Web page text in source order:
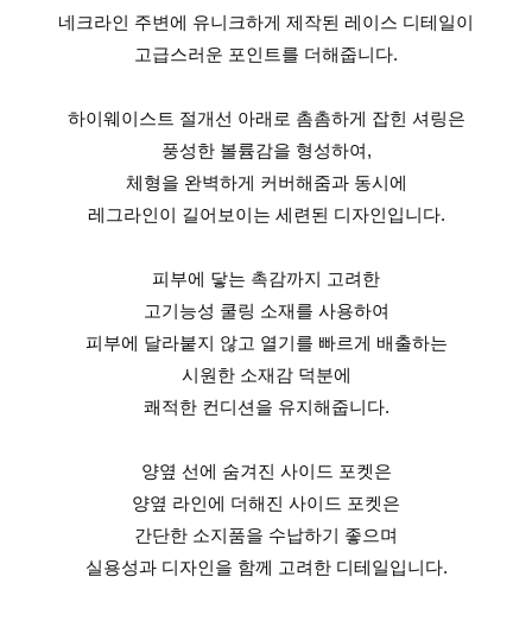
네크라인 주변에 유니크하게 제작된 레이스 디테일이
고급스러운 포인트를 더해줍니다.
하이웨이스트 절개선 아래로 촘촘하게 잡힌 셔링은
풍성한 볼륨감을 형성하여,
체형을 완벽하게 커버해줌과 동시에
레그라인이 길어보이는 세련된 디자인입니다.
피부에 닿는 촉감까지 고려한
고기능성 쿨링 소재를 사용하여
피부에 달라붙지 않고 열기를 빠르게 배출하는
시원한 소재감 덕분에
쾌적한 컨디션을 유지해줍니다.
양옆 선에 숨겨진 사이드 포켓은
양옆 라인에 더해진 사이드 포켓은
간단한 소지품을 수납하기 좋으며